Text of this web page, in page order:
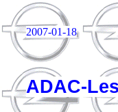
2007-01-18
ADAC-